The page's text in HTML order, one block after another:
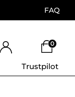
FAQ
0
Trustpilot